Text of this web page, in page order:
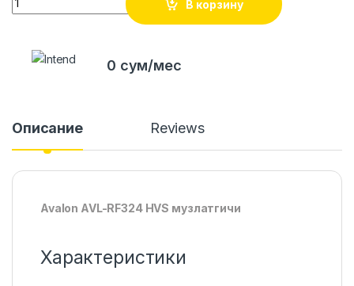
В корзину
0 сум/мес
Описание Reviews
Avalon AVL-RF324 HVS музлатгичи
Характеристики